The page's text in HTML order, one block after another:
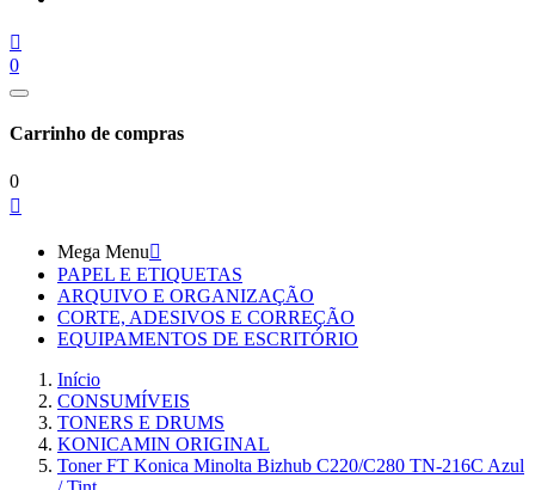

0
Carrinho de compras
0

Mega Menu
PAPEL E ETIQUETAS
ARQUIVO E ORGANIZAÇÃO
CORTE, ADESIVOS E CORREÇÃO
EQUIPAMENTOS DE ESCRITÓRIO
Início
CONSUMÍVEIS
TONERS E DRUMS
KONICAMIN ORIGINAL
Toner FT Konica Minolta Bizhub C220/C280 TN-216C Azul